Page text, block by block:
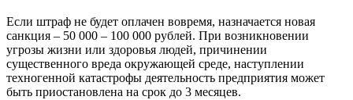
Если штраф не будет оплачен вовремя, назначается новая
санкция – 50 000 – 100 000 рублей. При возникновении
угрозы жизни или здоровья людей, причинении
существенного вреда окружающей среде, наступлении
техногенной катастрофы деятельность предприятия может
быть приостановлена на срок до 3 месяцев.